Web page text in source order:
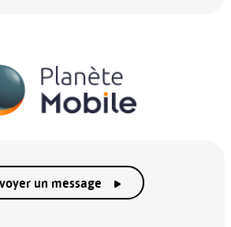
un message